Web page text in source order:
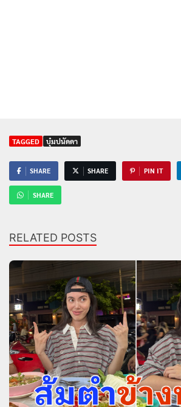
TAGGED บุ๋มปนัดดา
SHARE SHARE PIN IT
SHARE
RELATED POSTS